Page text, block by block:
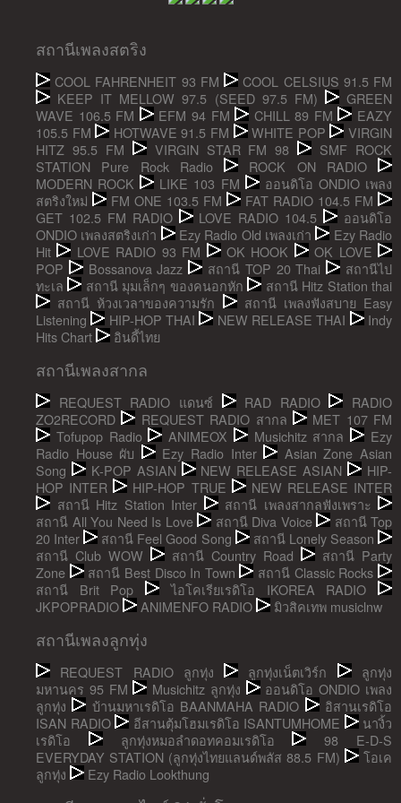
สถานีเพลงสตริง
COOL FAHRENHEIT 93 FM
COOL CELSIUS 91.5 FM
KEEP IT MELLOW 97.5 (SEED 97.5 FM)
GREEN
WAVE 106.5 FM
EFM 94 FM CHILL 89 FM
EAZY
105.5 FM
HOTWAVE 91.5 FM WHITE POP
VIRGIN
HITZ 95.5 FM
VIRGIN STAR FM 98
SMF ROCK
STATION Pure Rock Radio
ROCK ON RADIO
MODERN ROCK
LIKE 103 FM
ออนดิโอ ONDIO เพลง
สตริงใหม่
FM ONE 103.5 FM
FAT RADIO 104.5 FM
GET 102.5 FM RADIO
LOVE RADIO 104.5
ออนดิโอ
ONDIO เพลงสตริงเก่า
Ezy Radio Old เพลงเก่า
Ezy Radio
Hit
LOVE RADIO 93 FM OK HOOK
OK LOVE
POP
Bossanova Jazz สถานี TOP 20 Thai
สถานีไป
ทะเล
สถานี มุมเล็กๆ ของคนอกหัก
สถานี Hitz Station thai
สถานี ห้วงเวลาของความรัก
สถานี เพลงฟังสบาย Easy
Listening
HIP-HOP THAI NEW RELEASE THAI
Indy
Hits Chart
อินดี้ไทย
สถานีเพลงสากล
REQUEST RADIO แดนซ์ RAD RADIO
RADIO
ZO2RECORD
REQUEST RADIO สากล
MET 107 FM
Tofupop Radio
ANIMEOX Musichitz สากล
Ezy
Radio House ผับ
Ezy Radio Inter
Asian Zone Asian
Song
K-POP ASIAN NEW RELEASE ASIAN
HIP-
HOP INTER
HIP-HOP TRUE
NEW RELEASE INTER
สถานี Hitz Station Inter
สถานี เพลงสากลฟังเพราะ
สถานี All You Need Is Love
สถานี Diva Voice
สถานี Top
20 Inter
สถานี Feel Good Song
สถานี Lonely Season
สถานี Club WOW
สถานี Country Road
สถานี Party
Zone
สถานี Best Disco In Town
สถานี Classic Rocks
สถานี Brit Pop
ไอโคเรียเรดิโอ IKOREA RADIO
JKPOPRADIO
ANIMENFO RADIO มิวสิคเทพ musiclnw
สถานีเพลงลูกทุ่ง
REQUEST RADIO ลูกทุ่ง ลูกทุ่งเน็ตเวิร์ก
ลูกทุ่ง
มหานคร 95 FM
Musichitz ลูกทุ่ง
ออนดิโอ ONDIO เพลง
ลูกทุ่ง
บ้านมหาเรดิโอ BAANMAHA RADIO
อิสานเรดิโอ
ISAN RADIO
อีสานตุ้มโฮมเรดิโอ ISANTUMHOME
นางิ้ว
เรดิโอ
ลูกทุ่งหมอลำดอทคอมเรดิโอ
98 E-D-S
EVERYDAY STATION (ลูกทุ่งไทยแลนด์พลัส 88.5 FM)
โอเค
ลูกทุ่ง
Ezy Radio Lookthung